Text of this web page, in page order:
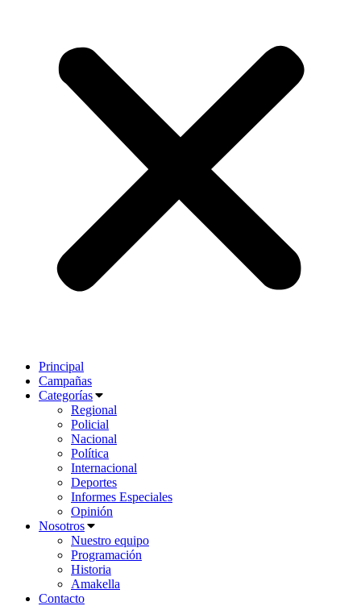
Principal
Campañas
Categorías
Regional
Policial
Nacional
Política
Internacional
Deportes
Informes Especiales
Opinión
Nosotros
Nuestro equipo
Programación
Historia
Amakella
Contacto